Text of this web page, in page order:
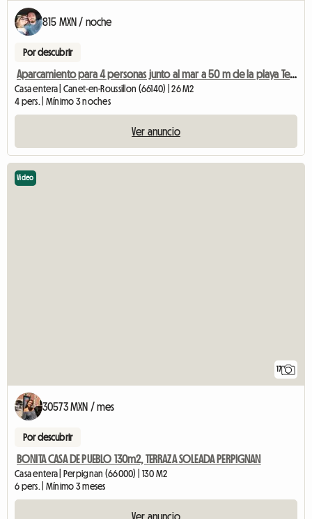
815 MXN / noche
Por descubrir
Aparcamiento para 4 personas junto al mar a 50 m de la playa Terraza
Casa entera | Canet-en-Roussillon (66140) | 26 M2
4 pers. | Mínimo 3 noches
Ver anuncio
17
Video
30573 MXN / mes
Por descubrir
BONITA CASA DE PUEBLO 130m2, TERRAZA SOLEADA PERPIGNAN
Casa entera | Perpignan (66000) | 130 M2
6 pers. | Mínimo 3 meses
Ver anuncio